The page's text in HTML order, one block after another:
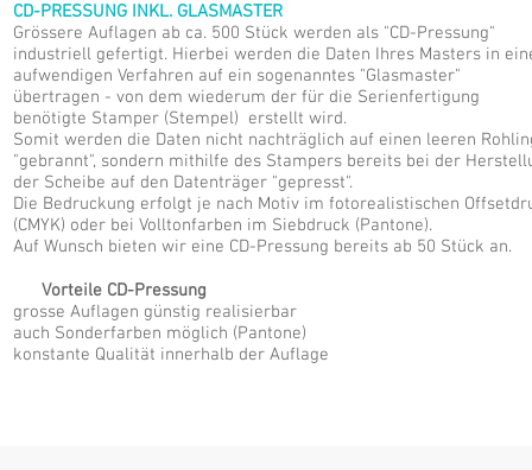
CD-PRESSUNG INKL. GLASMASTER
Grössere Auflagen ab ca. 500 Stück werden als "CD-Pressung"
industriell gefertigt. Hierbei werden die Daten Ihres Masters in
aufwendigen Verfahren auf ein sogenanntes "Glasmaster"
übertragen - von dem wiederum der für die Serienfertigung
benötigte Stamper (Stempel) erstellt wird.
Somit werden die Daten nicht nachträglich auf einen leeren
"gebrannt", sondern mithilfe des Stampers bereits bei der
der Scheibe auf den Datenträger "gepresst".
Die Bedruckung erfolgt je nach Motiv im fotorealistischen
(CMYK) oder bei Volltonfarben im Siebdruck (Pantone).
Auf Wunsch bieten wir eine CD-Pressung bereits ab 50 Stück an.
Vorteile CD-Pressung
grosse Auflagen günstig realisierbar
auch Sonderfarben möglich (Pantone)
konstante Qualität innerhalb der Auflage